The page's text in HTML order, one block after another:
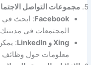
مجموعات التواصل
Facebook: ابحث في
المجتمعات في
Xing و LinkedIn
:
معلومات حول وظائف